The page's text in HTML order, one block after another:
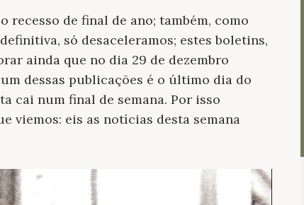
recesso de final de ano; também, como
só desaceleramos; estes boletins,
ainda que no dia 29 de dezembro
dessas publicações é o último dia do
cai num final de semana. Por isso
viemos: eis as notícias desta semana